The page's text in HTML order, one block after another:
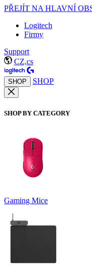
PŘEJÍT NA HLAVNÍ
Logitech
Firmy
Support
CZ,cs
SHOP SHOP
SHOP BY CATEGORY
Gaming Mice